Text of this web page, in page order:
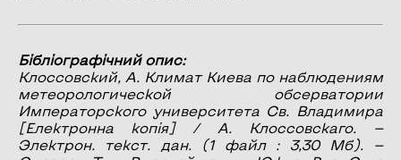
Бібліографічний опис:
Клоссовский, А.
Климат Киева по наблюдениям
метеорологической обсерватории
Императорского университета Св. Владимира
[Електронна копія] / А. Клоссовскаго. —
Электрон. текст. дан. (1 файл : 3,30 Мб). —